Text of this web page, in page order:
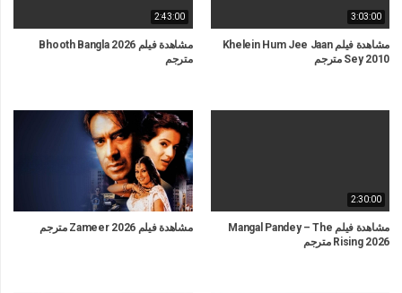
3:03:00
مشاهدة فيلم Khelein Hum Jee Jaan
Sey 2010 مترجم
2:43:00
مشاهدة فيلم Bhooth Bangla 2026
مترجم
2:30:00
مشاهدة فيلم Mangal Pandey – The
Rising 2026 مترجم
مشاهدة فيلم Zameer 2026 مترجم